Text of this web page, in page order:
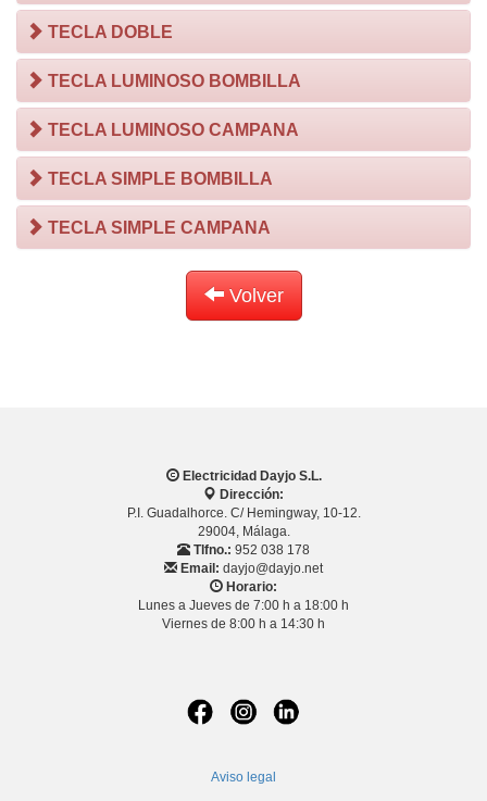
TECLA DOBLE
TECLA LUMINOSO BOMBILLA
TECLA LUMINOSO CAMPANA
TECLA SIMPLE BOMBILLA
TECLA SIMPLE CAMPANA
Volver
Electricidad Dayjo S.L.
Dirección:
P.I. Guadalhorce. C/ Hemingway, 10-12.
29004, Málaga.
Tlfno.: 952 038 178
Email: dayjo@dayjo.net
Horario:
Lunes a Jueves de 7:00 h a 18:00 h
Viernes de 8:00 h a 14:30 h
Aviso legal